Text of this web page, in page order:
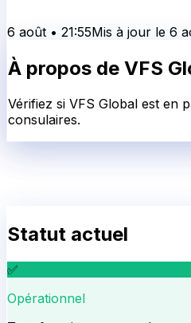
6 août • 21:55Mis à jour le 6
À propos de VFS
Vérifiez si VFS Global est en
consulaires.
Statut actuel
✅
Opérationnel